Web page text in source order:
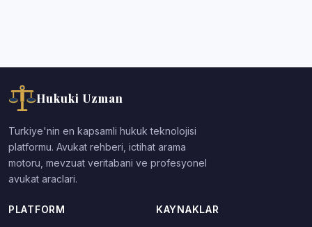
Hukuki Uzman
Turkiye'nin en kapsamli hukuk teknolojisi
platformu. Avukat rehberi, ictihat arama
motoru, mevzuat veritabani ve profesyonel
avukat araclari.
PLATFORM KAYNAKLAR